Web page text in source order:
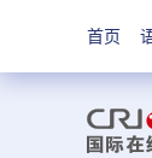
首页